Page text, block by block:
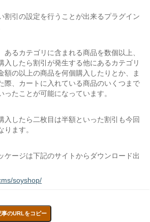
割引の設定を行うことが出来るプラグイン
あるカテゴリに含まれる商品を数個以上、
入したら割引が発生する他にあるカテゴリ
額の以上の商品を何個購入したりとか、ま
際、カートに入れている商品のいくつまで
たことが可能になっています。
入したら二枚目は半額といった割引も今回
ます。
ケージは下記のサイトからダウンロード出
soyshop/
事のURLをコピー